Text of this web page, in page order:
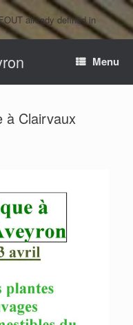
already defined in
Menu
à Clairvaux